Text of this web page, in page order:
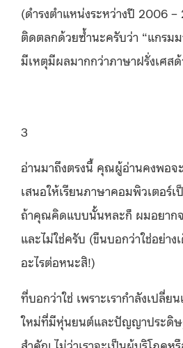
(ดำรงตำแหน่งระหว่างปี 2006
ติดตลกด้วยซ้ำนะครับว่า “แกรม
มีเหตุมีผลมากกว่าภาษาฝรั่งเศส
3
อ่านมาถึงตรงนี้ คุณผู้อ่านคงพอจ
เสนอให้เรียนภาษาคอมพิวเตอร์
ถ้าคุณคิดแบบนั้นหละก็ ผมอยาก
และไม่ใช่ครับ (ขืนบอกว่าใช่อย่าง
อะไรต่อหนะสิ!)
ที่บอกว่าใช่ เพราะเรากำลังเปลี่ย
ใหม่ที่มีหุ่นยนต์และปัญญาประดิษ
สำคัญ ไม่ว่าเราจะเป็นผู้บริโภคห